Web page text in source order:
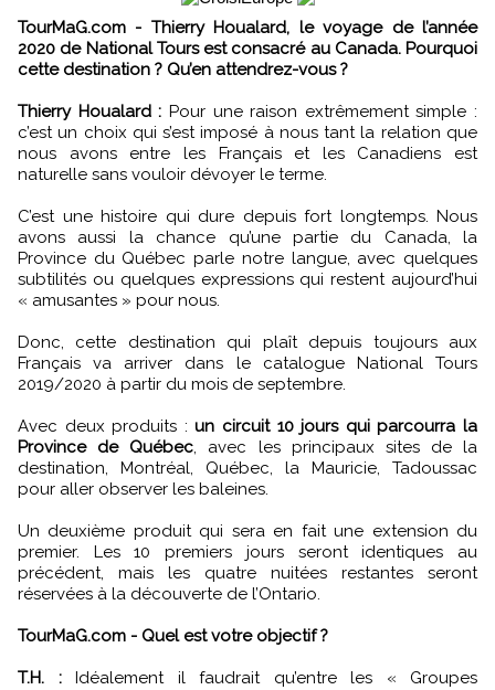
TourMaG.com - Thierry Houalard, le voyage de l’année
2020 de National Tours est consacré au Canada. Pourquoi
cette destination ? Qu’en attendrez-vous ?
Thierry Houalard : Pour une raison extrêmement simple :
c’est un choix qui s’est imposé à nous tant la relation que
nous avons entre les Français et les Canadiens est
naturelle sans vouloir dévoyer le terme.
C’est une histoire qui dure depuis fort longtemps. Nous
avons aussi la chance qu’une partie du Canada, la
Province du Québec parle notre langue, avec quelques
subtilités ou quelques expressions qui restent aujourd’hui
« amusantes » pour nous.
Donc, cette destination qui plaît depuis toujours aux
Français va arriver dans le catalogue National Tours
2019/2020 à partir du mois de septembre.
Avec deux produits :un circuit 10 jours qui parcourra la
Province de Québec, avec les principaux sites de la
destination, Montréal, Québec, la Mauricie, Tadoussac
pour aller observer les baleines.
Un deuxième produit qui sera en fait une extension du
premier. Les 10 premiers jours seront identiques au
précédent, mais les quatre nuitées restantes seront
réservées à la découverte de l’Ontario.
TourMaG.com - Quel est votre objectif ?
T.H. : Idéalement il faudrait qu’entre les « Groupes